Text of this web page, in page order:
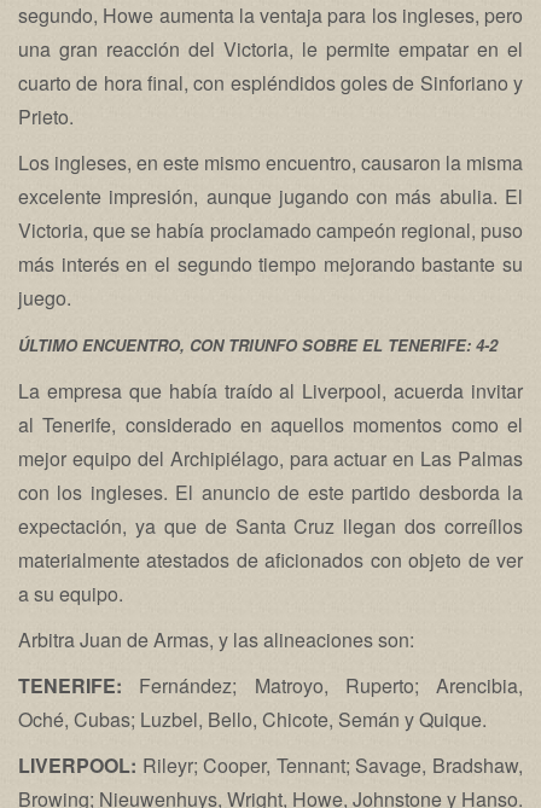
segundo, Howe aumenta la ventaja para los ingleses, pero
una gran reacción del Victoria, le permite empatar en el
cuarto de hora final, con espléndidos goles de Sinforiano y
Prieto.
Los ingleses, en este mismo encuentro, causaron la misma
excelente impresión, aunque jugando con más abulia. El
Victoria, que se había proclamado campeón regional, puso
más interés en el segundo tiempo mejorando bastante su
juego.
ÚLTIMO ENCUENTRO, CON TRIUNFO SOBRE EL TENERIFE: 4-2
La empresa que había traído al Liverpool, acuerda invitar
al Tenerife, considerado en aquellos momentos como el
mejor equipo del Archipiélago, para actuar en Las Palmas
con los ingleses. El anuncio de este partido desborda la
expectación, ya que de Santa Cruz llegan dos correíllos
materialmente atestados de aficionados con objeto de ver
a su equipo.
Arbitra Juan de Armas, y las alineaciones son:
TENERIFE: Fernández; Matroyo, Ruperto; Arencibia,
Oché, Cubas; Luzbel, Bello, Chicote, Semán y Quique.
LIVERPOOL: Rileyr; Cooper, Tennant; Savage, Bradshaw,
Browing; Nieuwenhuys, Wright, Howe, Johnstone y Hanso.